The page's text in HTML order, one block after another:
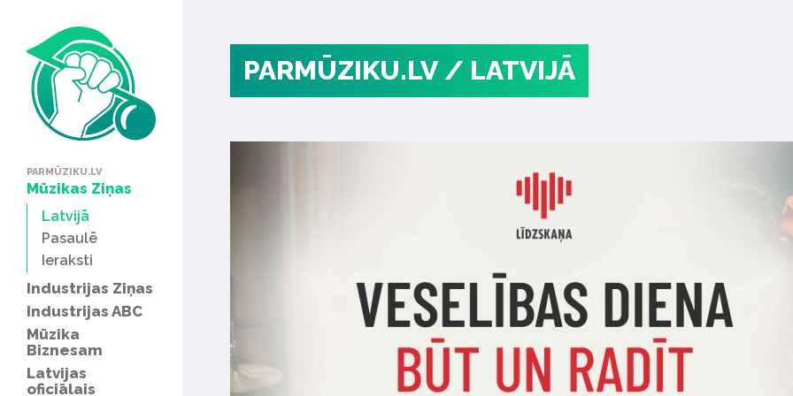
PARMŪZIKU.LV
Mūzikas Ziņas
Latvijā
Pasaulē
Ieraksti
Industrijas Ziņas
Industrijas ABC
Mūzika
Biznesam
Latvijas
oficiālais
PARMŪZIKU.LV / LATVIJĀ